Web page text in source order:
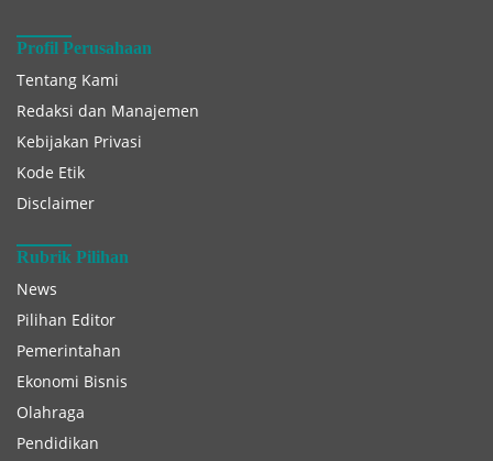
Profil Perusahaan
Tentang Kami
Redaksi dan Manajemen
Kebijakan Privasi
Kode Etik
Disclaimer
Rubrik Pilihan
News
Pilihan Editor
Pemerintahan
Ekonomi Bisnis
Olahraga
Pendidikan